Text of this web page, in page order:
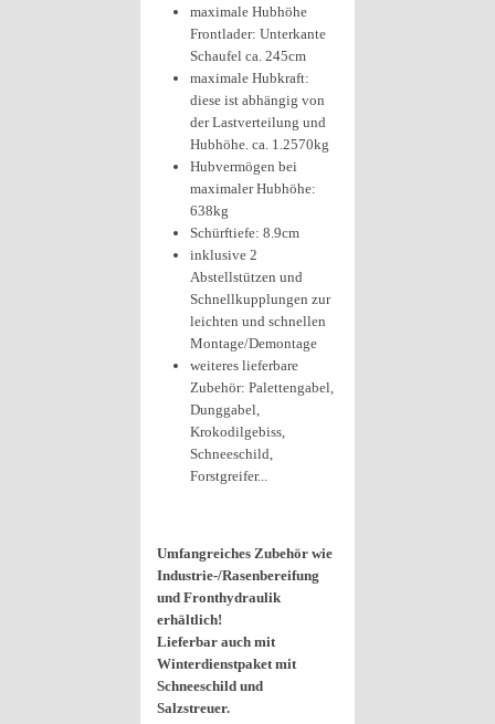
maximale Hubhöhe
Frontlader: Unterkante
Schaufel ca. 245cm
maximale Hubkraft:
diese ist abhängig von
der Lastverteilung und
Hubhöhe. ca. 1.2570kg
Hubvermögen bei
maximaler Hubhöhe:
638kg
Schürftiefe: 8.9cm
inklusive 2
Abstellstützen und
Schnellkupplungen zur
leichten und schnellen
Montage/Demontage
weiteres lieferbare
Zubehör: Palettengabel,
Dunggabel,
Krokodilgebiss,
Schneeschild,
Forstgreifer...
Umfangreiches Zubehör wie
Industrie-/Rasenbereifung
und Fronthydraulik
erhältlich!
Lieferbar auch mit
Winterdienstpaket mit
Schneeschild und
Salzstreuer.